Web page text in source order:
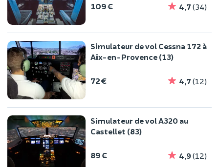
109 € 4,7 (34)
Simulateur de vol Cessna 172 à
Aix-en-Provence (13)
72 € 4,7 (12)
Simulateur de vol A320 au
Castellet (83)
89 € 4,9(12)